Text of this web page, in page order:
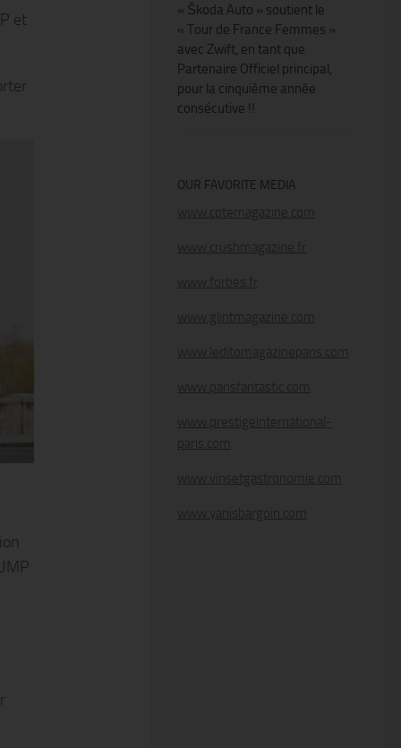
et
« Škoda Auto » soutient le
« Tour de France Femmes »
avec Zwift, en tant que
Partenaire Officiel principal,
pour la cinquième année
consécutive !!
OUR FAVORITE MEDIA
www.cotemagazine.com
www.crushmagazine.fr
www.forbes.fr
www.glintmagazine.com
www.leditomagazineparis.com
www.parisfantastic.com
www.prestigeinternational-
paris.com
www.vinsetgastronomie.com
www.yanisbargoin.com